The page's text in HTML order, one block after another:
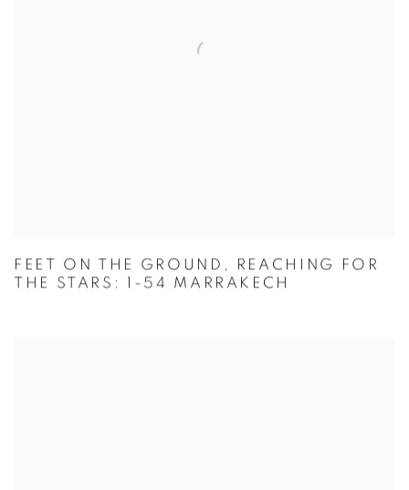
FEET ON THE GROUND, REACHING FOR
THE STARS: 1-54 MARRAKECH